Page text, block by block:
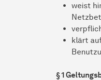
weist
klärt
§ 1